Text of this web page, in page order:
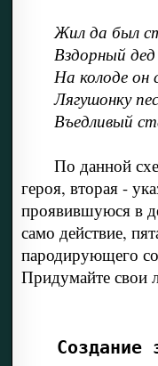
Жил да был
Вздорный
На колоде он
Лягушонку
Въедливый
По данной
героя, вторая -
проявившуюся в
само действие,
пародирующего
Придумайте свои
Создание